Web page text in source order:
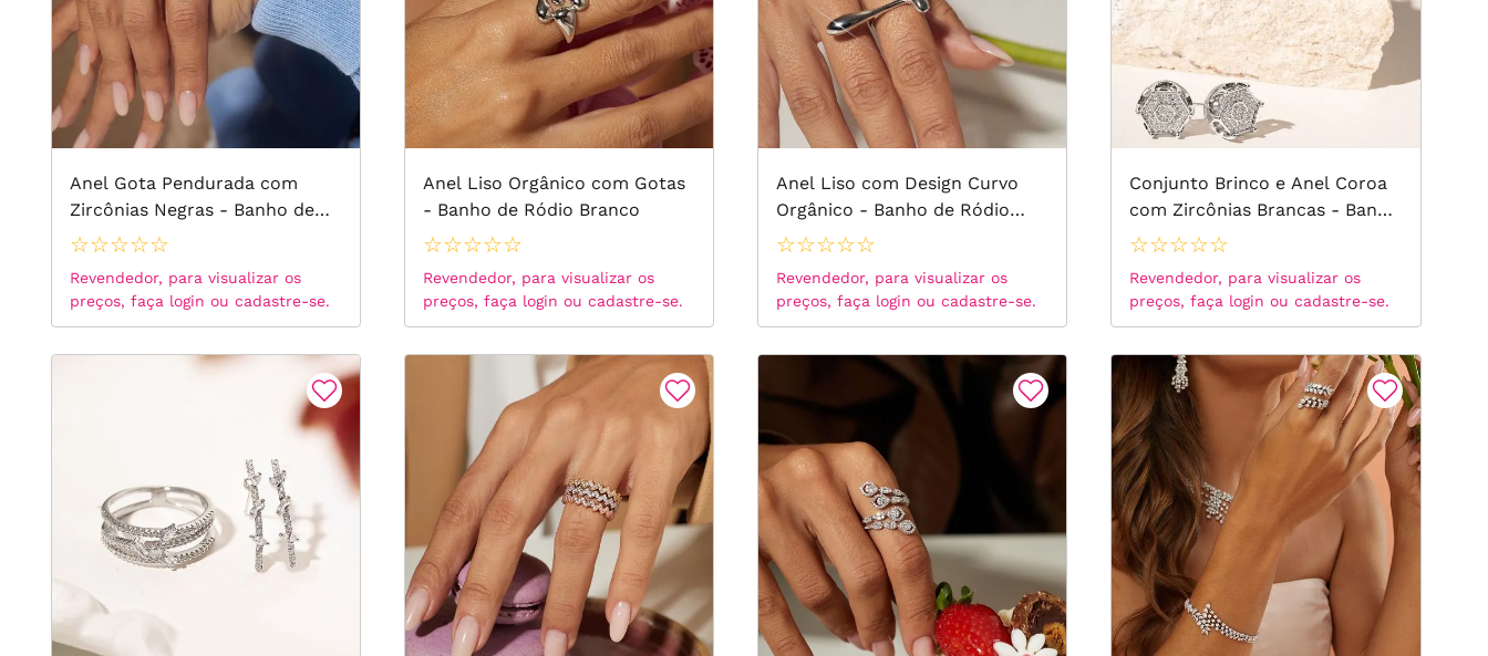
25
Anel Gota Pendurada com
Zircônias Negras - Banho de
Ródio Branco
☆☆☆☆☆
Revendedor, para visualizar os
preços, faça login ou cadastre-se.
Anel Liso Orgânico com Gotas
- Banho de Ródio Branco
☆☆☆☆☆
Revendedor, para visualizar os
preços, faça login ou cadastre-se.
Anel Liso com Design Curvo
Orgânico - Banho de Ródio
Branco
☆☆☆☆☆
Revendedor, para visualizar os
preços, faça login ou cadastre-se.
Conjunto Brinco e Anel Coroa
com Zircônias Brancas - Banho
de Ródio Branco
☆☆☆☆☆
Revendedor, para visualizar os
preços, faça login ou cadastre-se.